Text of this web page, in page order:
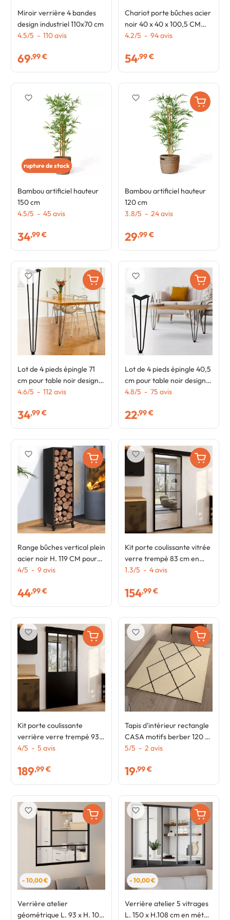
Miroir verrière 4 bandes
design industriel 110x70 cm
4.5/5 - 110avis
69,99 €
Chariot porte bûches acier
noir 40 x 40 x 100,5 CM
pour cheminée
4.2/5 - 94avis
54,99 €
rupture de stock
Bambou artificiel hauteur
150 cm
4.5/5 - 45 avis
34,99 €
favorite_border
Bambou artificiel hauteur
120 cm
3.8/5 - 24avis
29,99 €
favorite_border
Lot de 4 pieds épingle 71
cm pour table noir design
industriel
4.6/5 - 112 avis
34,99 €
favorite_border
Lot de 4 pieds épingle 40,5
cm pour table noir design
industriel
4.8/5 - 75 avis
22,99 €
favorite_border
Range bûches vertical plein
acier noir H. 119 CM pour
cheminée avec roulettes
4/5 - 9avis
44,99 €
favorite_border
Kit porte coulissante vitrée
verre trempé 83 cm en
métal + MDF avec rail et
1.3/5 - 4avis
154,99 €
favorite_border
Kit porte coulissante
verrière verre trempé 93
cm en métal + MDF avec
4/5 - 5 avis
189,99 €
favorite_border
Tapis d'intérieur rectangle
CASA motifs berber 120 x
170 cm
5/5 - 2 avis
19,99 €
favorite_border
- 10,00 €
Verrière atelier
géométrique L. 93 x H. 108
favorite_border
- 10,00 €
Verrière atelier 5 vitrages
L. 150 x H.108 cm en métal
favorite_border